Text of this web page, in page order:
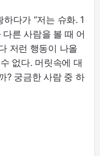
하다가 “저는 슈화. 1
른 사람을 볼 때 어
저런 행동이 나올
없다. 머릿속에 대
? 궁금한 사람 중 하